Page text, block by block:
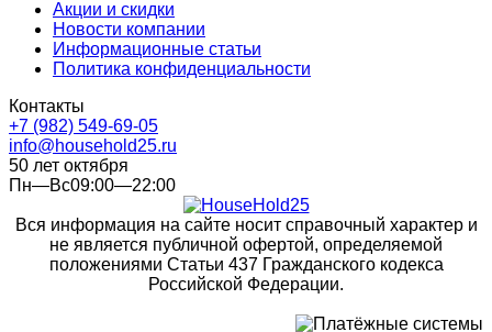
Акции и скидки
Новости компании
Информационные статьи
Политика конфиденциальности
Контакты
+7 (982) 549-69-05
info@household25.ru
50 лет октября
Пн—Вс09:00—22:00
Вся информация на сайте носит справочный характер и
не является публичной офертой, определяемой
положениями Статьи 437 Гражданского кодекса
Российской Федерации.